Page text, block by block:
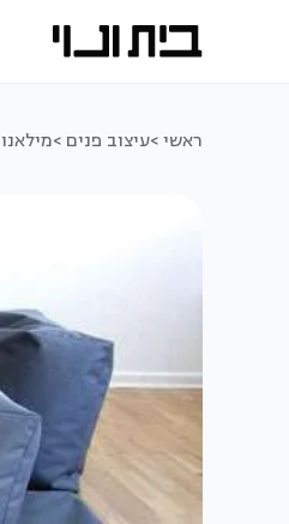
ראשי >עיצוב פנים >מילאנו 2008